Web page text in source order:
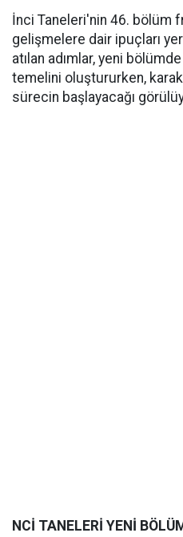
İnci Taneleri'nin 46. bölüm
gelişmelere dair ipuçları yer
atılan adımlar, yeni
temelini oluştururken,
sürecin başlayacağı
NCİ TANELERİ YENİ